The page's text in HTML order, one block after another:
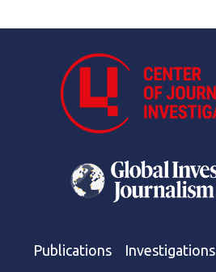
Publications Investigations